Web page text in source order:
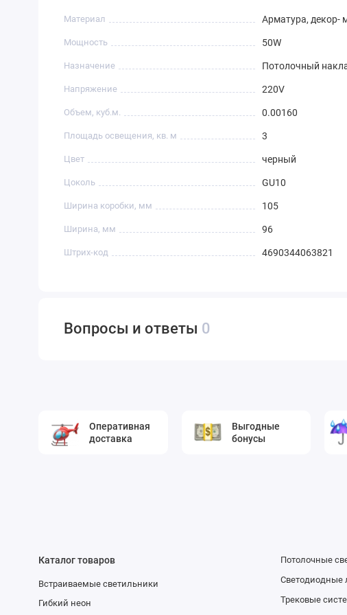
Материал Арматура, декор-
Мощность 50W
Назначение Потолочный
Напряжение 220V
Объем, куб.м. 0.00160
Площадь освещения, кв. м 3
Цвет черный
Цоколь GU10
Ширина коробки, мм 105
Ширина, мм 96
Штрих-код 4690344063821
Вопросы и ответы 0
Оперативная
доставка
Выгодные
бонусы
Каталог товаров
Встраиваемые светильники
Гибкий неон
Потолочные
Светодиодные
Трековые